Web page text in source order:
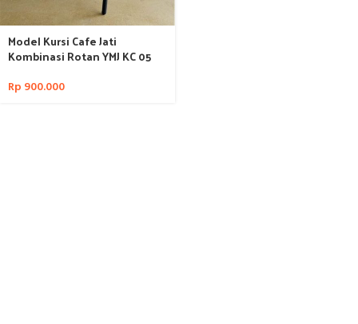
Model Kursi Cafe Jati
Kombinasi Rotan YMJ KC 05
Rp 900.000